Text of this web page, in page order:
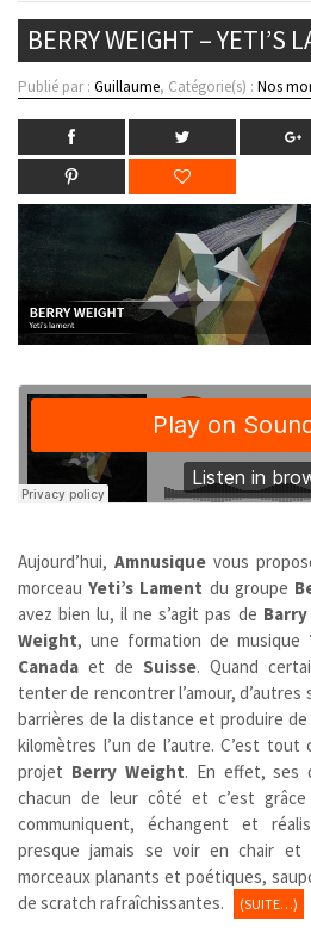
BERRY WEIGHT – YETI’S
Publié par : Guillaume, Catégorie(s) : Nos
Aujourd’hui,Amnusique vous
morceauYeti’s Lament du groupe
avez bien lu, il ne s’agit pas de
Weight, une formation de musique
Canada et de Suisse. Quand
tenter de rencontrer l’amour, d’autres
barrières de la distance et produire de
kilomètres l’un de l’autre. C’est
projet Berry Weight. En effet, ses
chacun de leur côté et c’est grâce
communiquent, échangent et
presque jamais se voir en chair
morceaux planants et poétiques,
de scratch rafraîchissantes.
(SUITE…)